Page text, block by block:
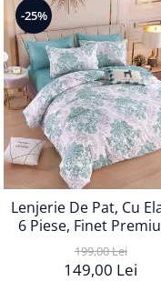
-25%
Lenjerie De Pat, Cu
6 Piese, Finet
LPBF6PE49
199,00 Lei
149,00 Lei